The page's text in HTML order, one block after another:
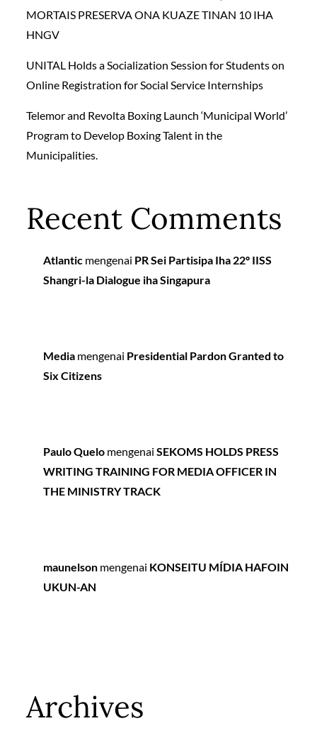
MORTAIS PRESERVA ONA KUAZE TINAN 10 IHA
HNGV
UNITAL Holds a Socialization Session for Students on
Online Registration for Social Service Internships
Telemor and Revolta Boxing Launch ‘Municipal World’
Program to Develop Boxing Talent in the
Municipalities.
Recent Comments
Atlantic mengenai PR Sei Partisipa Iha 22º IISS
Shangri-la Dialogue iha Singapura
Media mengenai Presidential Pardon Granted to
Six Citizens
Paulo Quelo mengenaiSEKOMS HOLDS PRESS
WRITING TRAINING FOR MEDIA OFFICER IN
THE MINISTRY TRACK
maunelson mengenai KONSEITU MÍDIA HAFOIN
UKUN-AN
Archives